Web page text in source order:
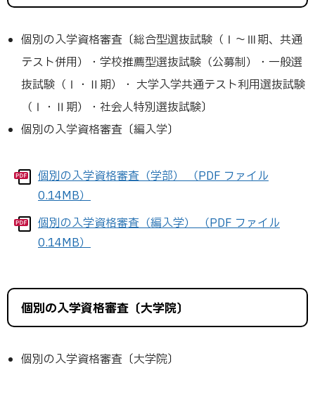
個別の入学資格審査〔総合型選抜試験（Ⅰ～Ⅲ期、共通
テスト併用）・学校推薦型選抜試験（公募制）・一般選
抜試験（Ⅰ・Ⅱ期）・ 大学入学共通テスト利用選抜試験
（Ⅰ・Ⅱ期）・社会人特別選抜試験〕
個別の入学資格審査〔編入学〕
個別の入学資格審査（学部） （PDF ファイル
0.14MB）
個別の入学資格審査（編入学） （PDF ファイル
0.14MB）
個別の入学資格審査〔大学院〕
個別の入学資格審査〔大学院〕